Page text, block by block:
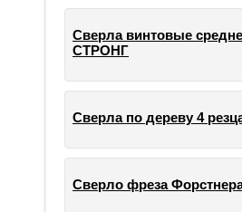
Сверла винтовые
СТРОНГ
Сверла по дереву 4
Сверло фреза